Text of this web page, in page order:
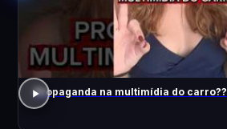
Propaganda na multimídia do carro??